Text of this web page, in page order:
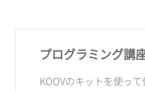
プログラミング講
KOOVのキットを使っ